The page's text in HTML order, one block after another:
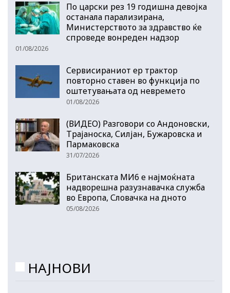
По царски рез 19 годишна девојка
останала парализирана,
Министерството за здравство ќе
спроведе вонреден надзор
01/08/2026
Сервисираниот ер трактор
повторно ставен во функција по
оштетувањата од невремето
01/08/2026
(ВИДЕО) Разговори со Андоновски,
Трајаноска, Силјан, Бужаровска и
Пармаковска
31/07/2026
Британската МИ6 е најмоќната
надворешна разузнавачка служба
во Европа, Словачка на дното
05/08/2026
НАЈНОВИ